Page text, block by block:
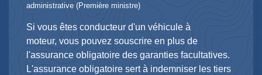
administrative (Première ministre)
Si vous êtes conducteur d'un véhicule à
moteur, vous pouvez souscrire en plus de
l'assurance obligatoire des garanties facultatives.
L'assurance obligatoire sert à indemniser les tiers